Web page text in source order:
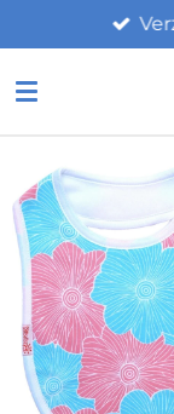
direct
naar